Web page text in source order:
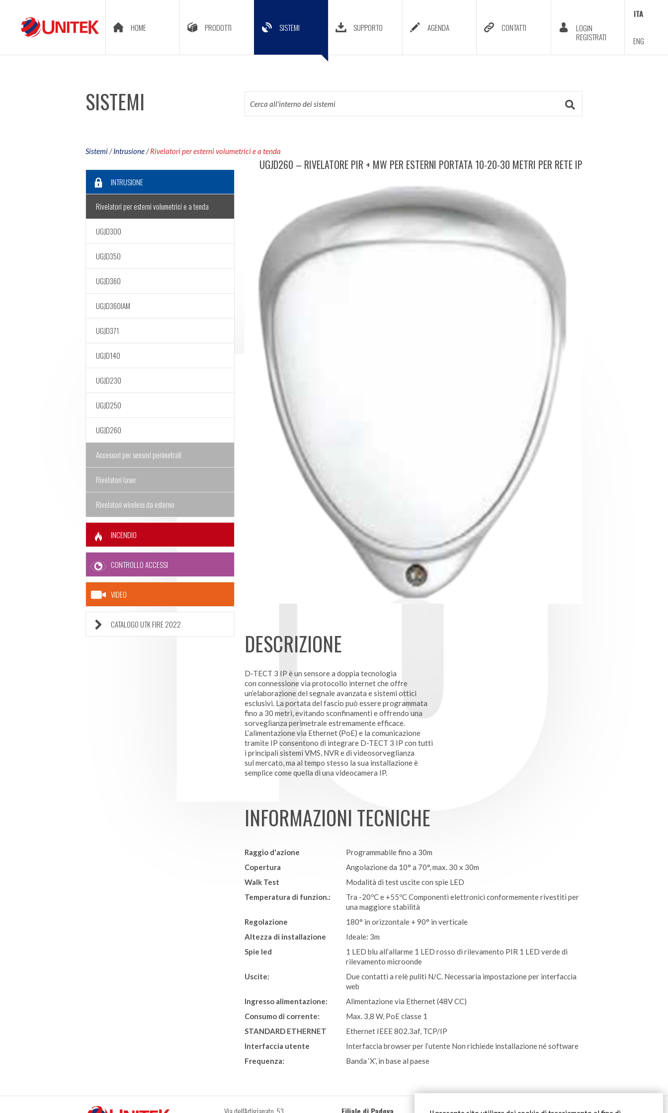
HOME PRODOTTI SISTEMI SUPPORTO AGENDA CONTATTI
LOGIN
REGISTRATI
ITA
ENG
SISTEMI
Sistemi/Intrusione/Rivelatori per esterni volumetrici e a tenda
UGJD260 – RIVELATORE PIR + MW PER ESTERNI PORTATA 10-20-30 METRI PER RETE IP
DESCRIZIONE
D-TECT 3 IP è un sensore a doppia tecnologia
con connessione via protocollo internet che offre
un’elaborazione del segnale avanzata e sistemi ottici
esclusivi. La portata del fascio può essere programmata
fino a 30 metri, evitando sconfinamenti e offrendo una
sorveglianza perimetrale estremamente efficace.
L’alimentazione via Ethernet (PoE) e la comunicazione
tramite IP consentono di integrare D-TECT 3 IP con tutti
i principali sistemi VMS, NVR e di videosorveglianza
sul mercato, ma al tempo stesso la sua installazione è
semplice come quella di una videocamera IP.
INFORMAZIONI TECNICHE
Raggio d'azione
Programmabile fino a 30m
Copertura
Angolazione da 10° a 70°, max. 30 x 30m
Walk Test
Modalità di test uscite con spie LED
Temperatura di funzion.:
Tra -20ºC e +55ºC Componenti elettronici conformemente rivestiti per
una maggiore stabilità
Regolazione
180° in orizzontale + 90° in verticale
Altezza di installazione
Ideale: 3m
Spie led
1 LED blu all’allarme 1 LED rosso di rilevamento PIR 1 LED verde di
rilevamento microonde
Uscite:
Due contatti a relè puliti N/C. Necessaria impostazione per interfaccia
web
Ingresso alimentazione:
Alimentazione via Ethernet (48V CC)
Consumo di corrente:
Max. 3,8 W, PoE classe 1
STANDARD ETHERNET
Ethernet IEEE 802.3af, TCP/IP
Interfaccia utente
Interfaccia browser per l’utente Non richiede installazione né software
Frequenza:
Banda ‘X’, in base al paese
INTRUSIONE
Rivelatori per esterni volumetrici e a tenda
UGJD300
UGJD350
UGJD360
UGJD360IAM
UGJD371
UGJD140
UGJD230
UGJD250
UGJD260
Accessori per sensori perimetrali
Rivelatori laser
Rivelatori wireless da esterno
INCENDIO
CONTROLLO ACCESSI
VIDEO
CATALOGO UTK FIRE 2022